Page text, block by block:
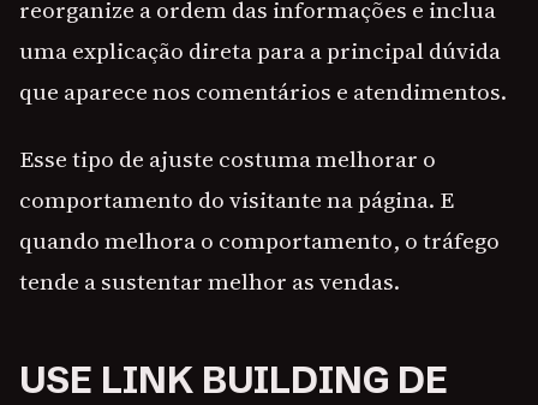
reorganize a ordem das informações e inclua
uma explicação direta para a principal dúvida
que aparece nos comentários e atendimentos.
Esse tipo de ajuste costuma melhorar o
comportamento do visitante na página. E
quando melhora o comportamento, o tráfego
tende a sustentar melhor as vendas.
USE LINK BUILDING DE